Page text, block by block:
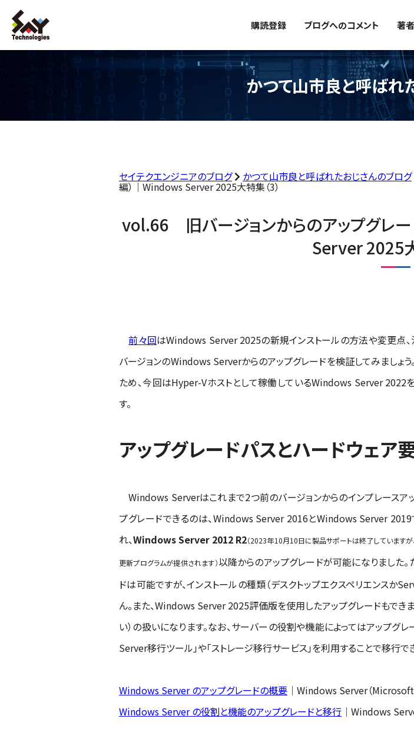
購読登録 ブログへのコメント 著
かつて山市良と呼ばれ
セイテクエンジニアのブログ かつて山市良と呼ばれたおじさんのブログ
編）｜Windows Server 2025大特集（3）
vol.66 旧バージョンからのアップグレ
Server 2025
前々回はWindows Server 2025の新規インストールの方法や変更点、
バージョンのWindows Serverからのアップグレードを検証してみましょ
ため、今回はHyper-Vホストとして稼働しているWindows Server 2022
す。
アップグレードパスとハードウェア
Windows Serverはこれまで2つ前のバージョンからのインプレースア
プグレードできるのは、Windows Server 2016とWindows Server
れ、Windows Server 2012 R2（2023年10月10日に製品サポートは終了していますが
更新プログラムが提供されます）以降からのアップグレードが可能になりました。
ドは可能ですが、インストールの種類（デスクトップエクスペリエンスか
ん。また、Windows Server 2025評価版を使用したアップグレードもでき
い）の扱いになります。なお、サーバーの役割や機能によってはアップグ
Server移行ツール」や「ストレージ移行サービス」を利用することで移行で
Windows Server のアップグレードの概要 ｜Windows Server（Microsoft
Windows Server の役割と機能のアップグレードと移行 ｜Windows